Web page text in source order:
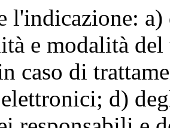
l'indicazione:
e modalità
caso di
d)